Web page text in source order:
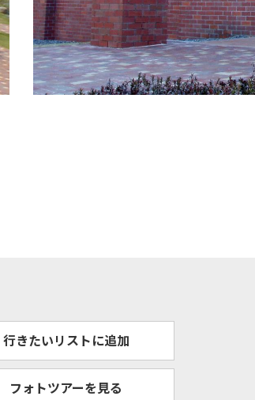
行きたいリストに追加
フォトツアーを見る